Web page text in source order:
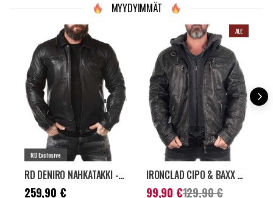
MYYDYIMMÄT
RD Exclusive
RD DENIRO NAHKATAKKI - MUSTA
Hinta :259,90 €
259,90 €
ALE
IRONCLAD CIPO & BAXX PU NAHKATAKKI - TUMMANHARMAA
Nykyinen hinta:
99,90 €129,90 €